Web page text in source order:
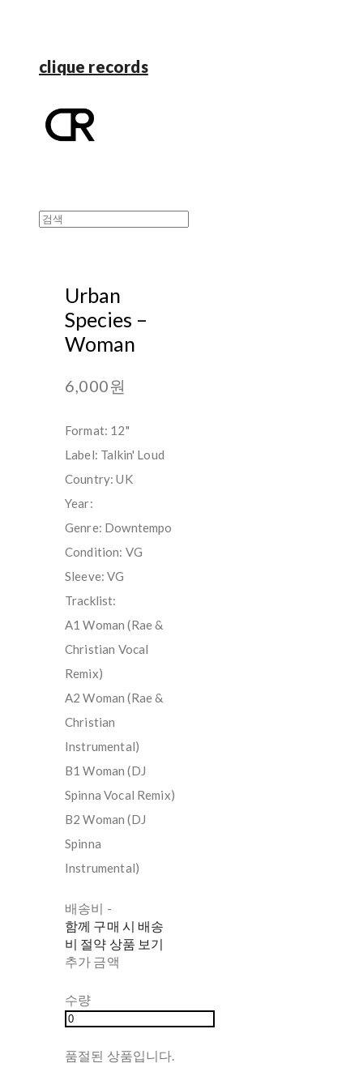
clique records
Urban
Species ‎–
Woman
6,000원
Format: 12"
Label: Talkin' Loud
Country: UK
Year:
Genre: Downtempo
Condition: VG
Sleeve: VG
Tracklist:
A1 Woman (Rae &
Christian Vocal
Remix)
A2 Woman (Rae &
Christian
Instrumental)
B1 Woman (DJ
Spinna Vocal Remix)
B2 Woman (DJ
Spinna
Instrumental)
배송비 -
함께 구매 시 배송
비 절약 상품 보기
추가 금액
수량
품절된 상품입니다.